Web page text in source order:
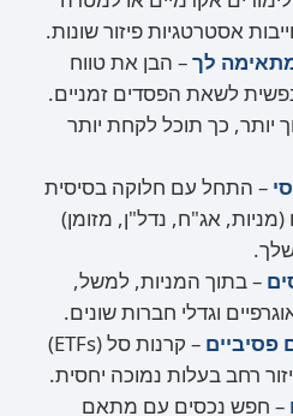
אסטרטגיות פיזור שונות.
לך– הבן את טווח
לשאת הפסדים זמניים.
יותר, כך תוכל לקחת יותר
– התחל עם חלוקה בסיסית
(מניות, אג"ח, נדל"ן, מזומן)
– בתוך המניות, למשל,
וגדלי חברות שונים.
פסיביים
– קרנות סל (ETFs)
רחב בעלות נמוכה יחסית.
– חפש נכסים עם מתאם